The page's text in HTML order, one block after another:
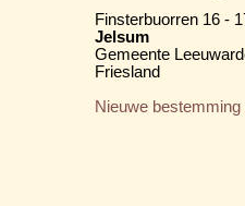
Finsterbuorren 16 -
Jelsum
Gemeente
Friesland
Nieuwe bestemming